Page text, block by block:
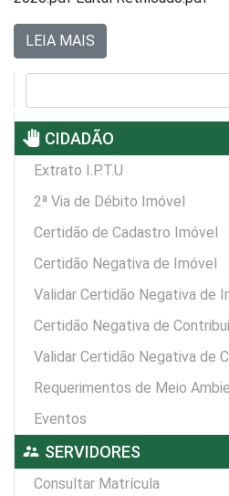
LEIA MAIS
pan_tool CIDADÃO
Extrato I.P.T.U
2ª Via de Débito Imóvel
Certidão de Cadastro Imóvel
Certidão Negativa de Imóvel
Validar Certidão Negativa de
Certidão Negativa de
Validar Certidão Negativa de
Requerimentos de Meio
Eventos
supervisor_account SERVIDORES
Consultar Matrícula